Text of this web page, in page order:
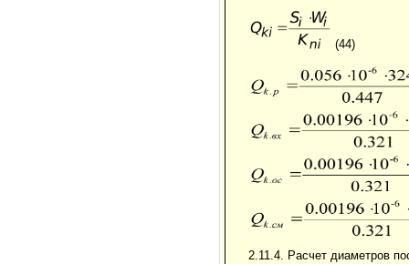
(44)
2.11.4. Расчет диаметров